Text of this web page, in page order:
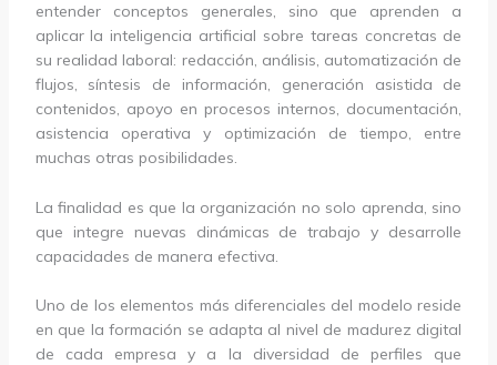
entender conceptos generales, sino que aprenden a
aplicar la inteligencia artificial sobre tareas concretas de
su realidad laboral: redacción, análisis, automatización de
flujos, síntesis de información, generación asistida de
contenidos, apoyo en procesos internos, documentación,
asistencia operativa y optimización de tiempo, entre
muchas otras posibilidades.
La finalidad es que la organización no solo aprenda, sino
que integre nuevas dinámicas de trabajo y desarrolle
capacidades de manera efectiva.
Uno de los elementos más diferenciales del modelo reside
en que la formación se adapta al nivel de madurez digital
de cada empresa y a la diversidad de perfiles que